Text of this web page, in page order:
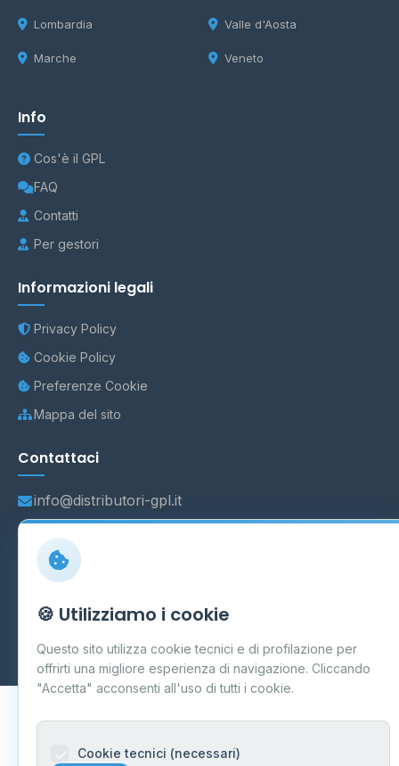
Lombardia
Marche
Valle d'Aosta
Veneto
Info
Cos'è il GPL
FAQ
Contatti
Per gestori
Informazioni legali
Privacy Policy
Cookie Policy
Preferenze Cookie
Mappa del sito
Contattaci
info@distributori-gpl.it
Carpi P.IVA 03859300364
Dati forniti da Ministero delle Imprese e del Made in Italy
Aggiornamento quotidiano
🍪 Utilizziamo i cookie
Questo sito utilizza cookie tecnici e di profilazione per
offrirti una migliore esperienza di navigazione. Cliccando
"Accetta" acconsenti all'uso di tutti i cookie.
Cookie tecnici (necessari)